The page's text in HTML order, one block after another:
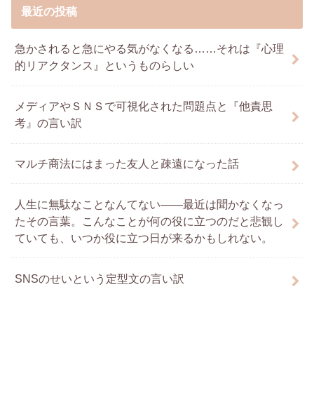
最近の投稿
急かされると急にやる気がなくなる……それは『心理
的リアクタンス』というものらしい
メディアやＳＮＳで可視化された問題点と『他責思
考』の言い訳
マルチ商法にはまった友人と疎遠になった話
人生に無駄なことなんてない――最近は聞かなくなっ
たその言葉。こんなことが何の役に立つのだと悲観し
ていても、いつか役に立つ日が来るかもしれない。
SNSのせいという定型文の言い訳